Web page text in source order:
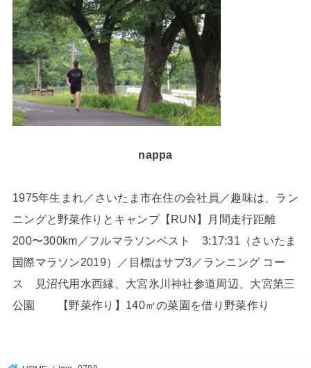
nappa
1975年生まれ／さいたま市在住の会社員／趣味は、ラン
ニングと野菜作りとキャンプ【RUN】月間走行距離
200〜300km／フルマラソンベスト 3:17:31（さいたま
国際マラソン2019）／目標はサブ3／ランニング コー
ス 見沼代用水西縁、大宮氷川神社参道周辺、大宮第三
公園 【野菜作り】140㎡の菜園を借り野菜作り